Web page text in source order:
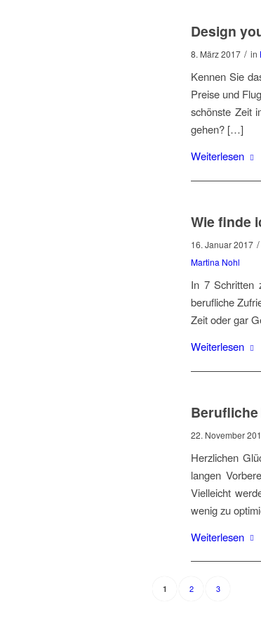
Design
8. März 2017 / in
Kennen Sie
Preise und
schönste Zeit
gehen? […]
Weiterlesen
Wie finde
16. Januar 2017 /
Martina Nohl
In 7 Schritten
berufliche
Zeit oder gar
Weiterlesen
Berufliche
22. November
Herzlichen
langen
Vielleicht
wenig zu
Weiterlesen
1 2 3